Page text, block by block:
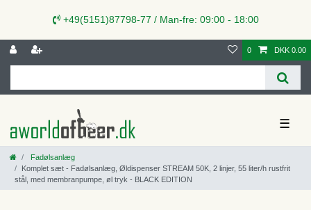
+49(5151)87798-77 / Man-fre: 09:00 - 18:00
0 DKK 0.00
☰
Fadølsanlæg
Komplet sæt - Fadølsanlæg, Øldispenser STREAM 50K, 2 linjer, 55 liter/h rustfrit
stål, med membranpumpe, øl tryk - BLACK EDITION